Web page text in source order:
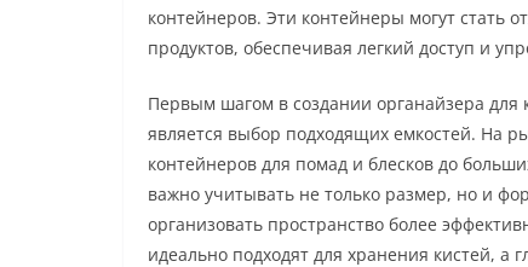
контейнеров. Эти контейнеры могут стать
продуктов, обеспечивая легкий доступ и
Первым шагом в создании органайзера для
является выбор подходящих емкостей. На
контейнеров для помад и блесков до
важно учитывать не только размер, но и
организовать пространство более
идеально подходят для хранения кистей, а